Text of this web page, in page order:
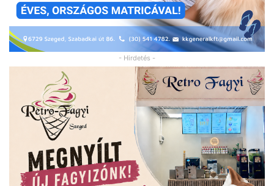
- Hirdetés -